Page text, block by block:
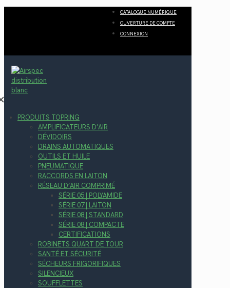
CATALOGUE NUMÉRIQUE
OUVERTURE DE COMPTE
CONNEXION
PRODUITS TOPRING
AMPLIFICATEURS D’AIR
DÉVIDOIRS
DRAINS AUTOMATIQUES
OUTILS ET HUILE
PNEUMATIQUE
RACCORDS EN LAITON
RÉSEAU D’AIR COMPRIMÉ
SÉRIE 05 | POLYAMIDE
SÉRIE 07 | LAITON
SÉRIE 08 | STANDARD
SÉRIE 08 | COMPACTE
CERTIFICATIONS
ROBINETS QUART DE TOUR
SANTÉ ET SÉCURITÉ
SÉCHEURS FRIGORIFIQUES
SILENCIEUX
SOUFFLETTES